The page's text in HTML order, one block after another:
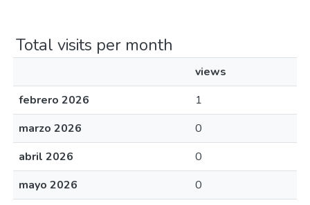
Total visits per month
views
febrero 2026
1
marzo 2026
0
abril 2026
0
mayo 2026
0